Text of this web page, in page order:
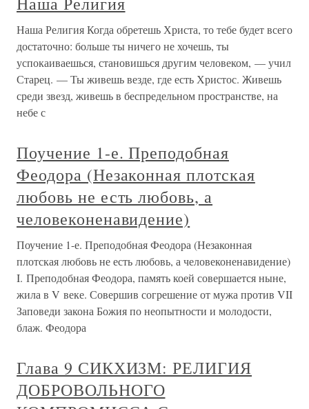
Наша Религия Когда обретешь Христа, то тебе будет всего
достаточно: больше ты ничего не хочешь, ты
успокаиваешься, становишься другим человеком, — учил
Старец. — Ты живешь везде, где есть Христос. Живешь
среди звезд, живешь в беспредельном пространстве, на
небе с
Поучение 1-е. Преподобная
Феодора (Незаконная плотская
любовь не есть любовь, а
человеконенавидение)
Поучение 1-е. Преподобная Феодора (Незаконная
плотская любовь не есть любовь, а человеконенавидение)
I. Преподобная Феодора, память коей совершается ныне,
жила в V веке. Совершив согрешение от мужа против VII
Заповеди закона Божия по неопытности и молодости,
блаж. Феодора
Глава 9 СИКХИЗМ: РЕЛИГИЯ
ДОБРОВОЛЬНОГО